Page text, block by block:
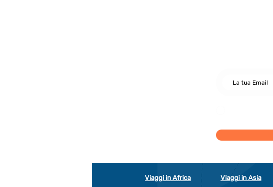
Viaggi in Africa Viaggi in Asia